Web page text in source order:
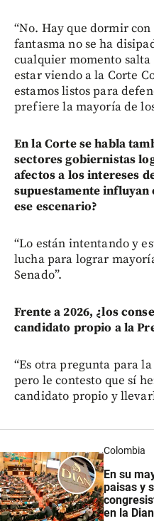
“No. Hay que dormir
fantasma no se ha
cualquier momento salta
estar viendo a la Corte
estamos listos para
prefiere la mayoría de
En la Corte se habla
sectores gobiernistas
afectos a los intereses
supuestamente influyan
ese escenario?
“Lo están intentando y
lucha para lograr
Senado”.
Frente a 2026, ¿los
candidato propio a la
“Es otra pregunta para
pero le contesto que sí
candidato propio y
Colombia
En su
paisas y
en la Dian